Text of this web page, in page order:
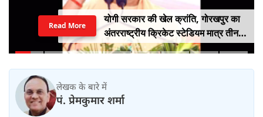
योगी सरकार की खेल क्रांति, गोरखपुर का
अंतरराष्ट्रीय क्रिकेट स्टेडियम मात्र तीन
महीने में लगभग 20% तैयार
Read More
लेखक के बारे में
पं. प्रेमकुमार शर्मा